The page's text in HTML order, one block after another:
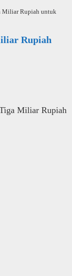
Miliar Rupiah untuk
Rupiah
Miliar Rupiah